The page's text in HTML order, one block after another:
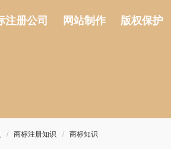
注册公司 网站制作 版权保护
商标注册知识 商标知识